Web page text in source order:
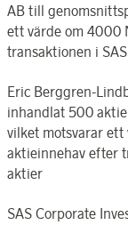
AB till
ett värde om 4000
transaktionen i
Eric Berggren-
inhandlat 500
vilket motsvarar ett
aktieinnehav efter
aktier
SAS Corporate